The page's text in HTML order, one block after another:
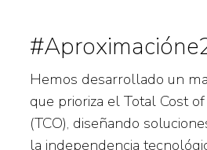
Hemos desarrollado un
que prioriza el Total Cost
(TCO), diseñando
la independencia